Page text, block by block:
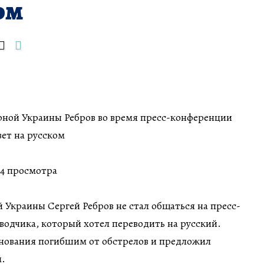
Украины Ребров во время пресс-конференции
на русском
просмотра
Сергей Ребров не стал общаться на пресс-
который хотел переводить на русский.
погибшим от обстрелов и предложил